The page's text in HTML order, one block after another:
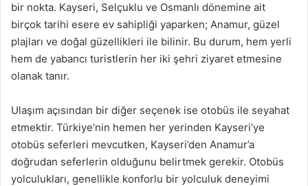
bir nokta. Kayseri, Selçuklu ve Osmanlı dönemine ait
birçok tarihi esere ev sahipliği yaparken; Anamur, güzel
plajları ve doğal güzellikleri ile bilinir. Bu durum, hem yerli
hem de yabancı turistlerin her iki şehri ziyaret etmesine
olanak tanır.
Ulaşım açısından bir diğer seçenek ise otobüs ile seyahat
etmektir. Türkiye’nin hemen her yerinden Kayseri’ye
otobüs seferleri mevcutken, Kayseri’den Anamur’a
doğrudan seferlerin olduğunu belirtmek gerekir. Otobüs
yolculukları, genellikle konforlu bir yolculuk deneyimi